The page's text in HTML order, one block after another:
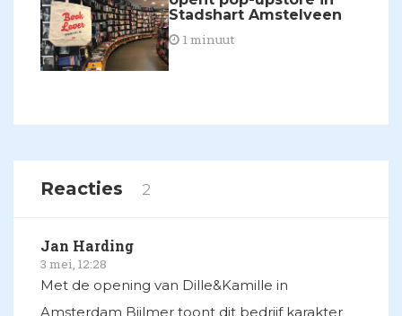
Stadshart Amstelveen
1 minuut
Reacties 2
Jan Harding
3 mei, 12:28
Met de opening van Dille&Kamille in
Amsterdam Bijlmer toont dit bedrijf karakter